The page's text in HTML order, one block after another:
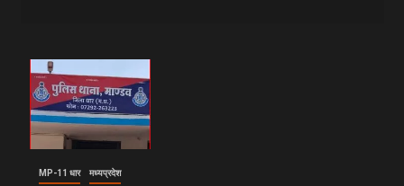
MP-11 धार मध्यप्रदेश